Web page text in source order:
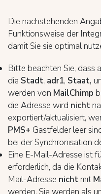
Die nachstehenden
Funktionsweise der
damit Sie sie optimal
Bitte beachten Sie, dass
die Stadt, adr1, Staat,
werden von MailChimp
die Adresse wird nicht
exportiert/aktualisiert,
PMS+ Gastfelder leer
bei der Synchronisation
Eine E-Mail-Adresse ist
erforderlich, da die
Mail-Adresse nichtmit
werden. Sie werden als